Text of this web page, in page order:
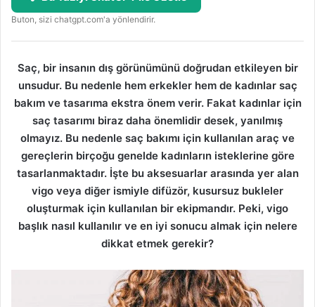
Buton, sizi chatgpt.com'a yönlendirir.
Saç, bir insanın dış görünümünü doğrudan etkileyen bir
unsudur. Bu nedenle hem erkekler hem de kadınlar saç
bakım ve tasarıma ekstra önem verir. Fakat kadınlar için
saç tasarımı biraz daha önemlidir desek, yanılmış
olmayız. Bu nedenle saç bakımı için kullanılan araç ve
gereçlerin birçoğu genelde kadınların isteklerine göre
tasarlanmaktadır. İşte bu aksesuarlar arasında yer alan
vigo veya diğer ismiyle difüzör, kusursuz bukleler
oluşturmak için kullanılan bir ekipmandır. Peki, vigo
başlık nasıl kullanılır ve en iyi sonucu almak için nelere
dikkat etmek gerekir?